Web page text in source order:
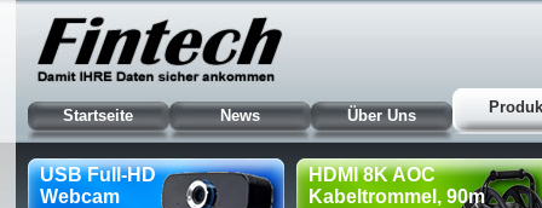
Startseite News Über Uns
USB Full-HD
Webcam
HDMI 8K AOC
Kabeltrommel, 90m